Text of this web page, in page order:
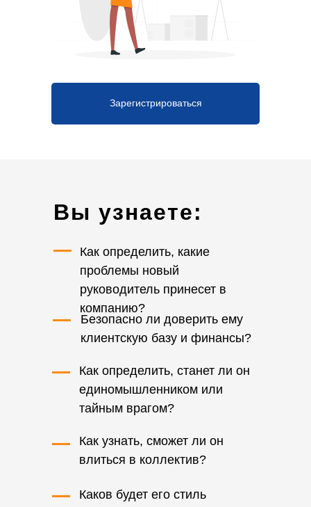
Зарегистрироваться
Вы узнаете:
Как определить, какие
проблемы новый
руководитель принесет в
компанию?
Безопасно ли доверить ему
клиентскую базу и финансы?
Как определить, станет ли он
единомышленником или
тайным врагом?
Как узнать, сможет ли он
влиться в коллектив?
Каков будет его стиль